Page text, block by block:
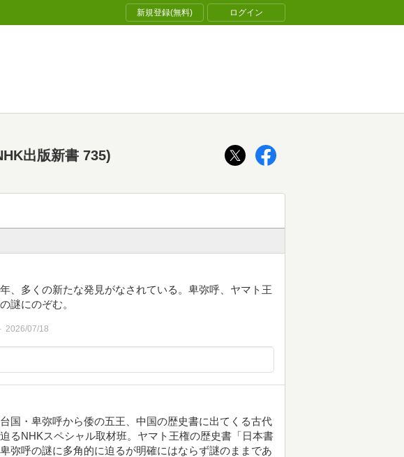
新規登録(無料) ログイン
出版新書 735)
、多くの新たな発見がなされている。卑弥呼、ヤマト王
謎にのぞむ。
2026/07/18
国・卑弥呼から倭の五王、中国の歴史書に出てくる古代
るNHKスペシャル取材班。ヤマト王権の歴史書「日本書
弥呼の謎に多角的に迫るが明確にはならず謎のままであ